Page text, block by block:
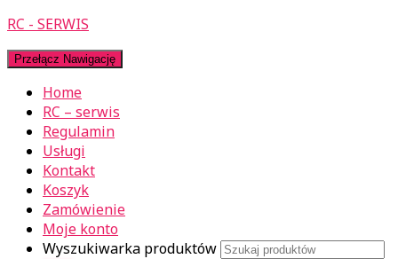
RC - SERWIS
Przełącz Nawigację
Home
RC – serwis
Regulamin
Usługi
Kontakt
Koszyk
Zamówienie
Moje konto
Wyszukiwarka produktów